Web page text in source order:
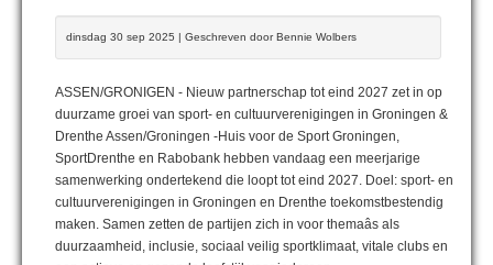
dinsdag 30 sep 2025 | Geschreven door Bennie Wolbers
ASSEN/GRONIGEN - Nieuw partnerschap tot eind 2027 zet in op
duurzame groei van sport- en cultuurverenigingen in Groningen &
Drenthe Assen/Groningen -Huis voor de Sport Groningen,
SportDrenthe en Rabobank hebben vandaag een meerjarige
samenwerking ondertekend die loopt tot eind 2027. Doel: sport- en
cultuurverenigingen in Groningen en Drenthe toekomstbestendig
maken. Samen zetten de partijen zich in voor themaâs als
duurzaamheid, inclusie, sociaal veilig sportklimaat, vitale clubs en